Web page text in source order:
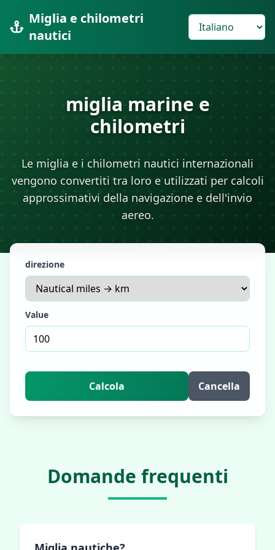
Miglia e chilometri
nautici
miglia marine e
chilometri
Le miglia e i chilometri nautici internazionali
vengono convertiti tra loro e utilizzati per calcoli
approssimativi della navigazione e dell'invio
aereo.
direzione
Value
Calcola Cancella
Domande frequenti